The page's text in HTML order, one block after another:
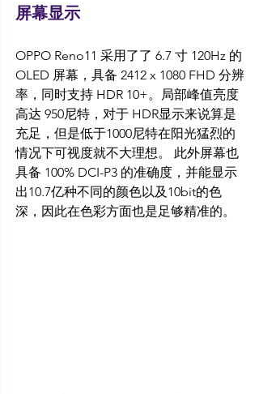
屏幕显示
OPPO Reno11 采用了了 6.7 寸 120Hz 的
OLED 屏幕，具备 2412 x 1080 FHD 分辨
率，同时支持 HDR 10+。局部峰值亮度
高达 950尼特，对于 HDR显示来说算是
充足，但是低于1000尼特在阳光猛烈的
情况下可视度就不大理想。 此外屏幕也
具备 100% DCI-P3 的准确度，并能显示
出10.7亿种不同的颜色以及10bit的色
深，因此在色彩方面也是足够精准的。